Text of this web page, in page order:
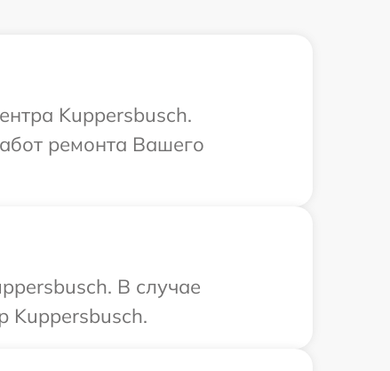
Kuppersbusch.
ремонта Вашего
В случае
Kuppersbusch.